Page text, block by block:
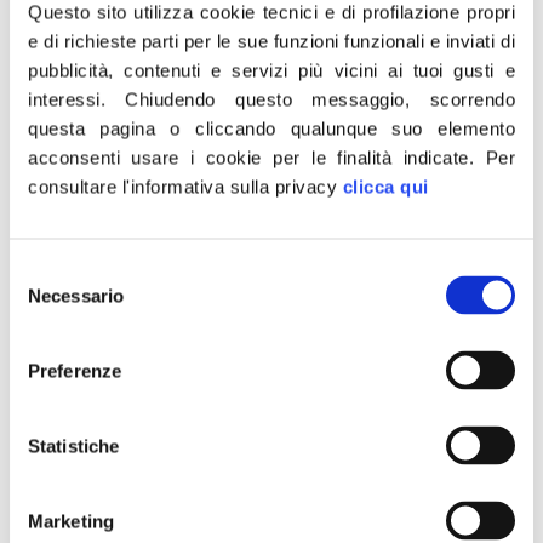
Questo sito utilizza cookie tecnici e di profilazione propri
e di richieste parti per le sue funzioni funzionali e inviati di
pubblicità, contenuti e servizi più vicini ai tuoi gusti e
interessi.Chiudendo questo messaggio, scorrendo
questa pagina o cliccando qualunque suo elemento
acconsenti usare i cookie per le finalità indicate. Per
consultare l'informativa sulla privacy clicca qui
delNecessario
Preferenze
Statistiche
Marketing
perde un poeta, noi
perdiamo un fratello
“Siamo profondamente addolorati per l’improvvisa
scomparsa di Massimo Pedroni, intellettuale, scrittore,
poeta già componente del Cda del Teatro di Roma e